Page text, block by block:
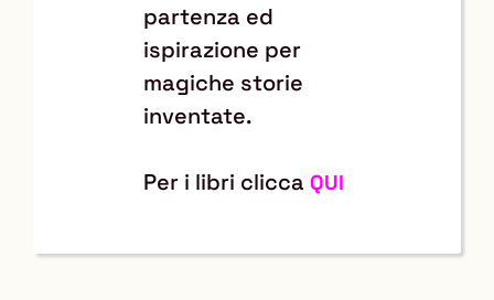
partenza ed
ispirazione per
magiche storie
inventate.
Per i libri clicca QUI